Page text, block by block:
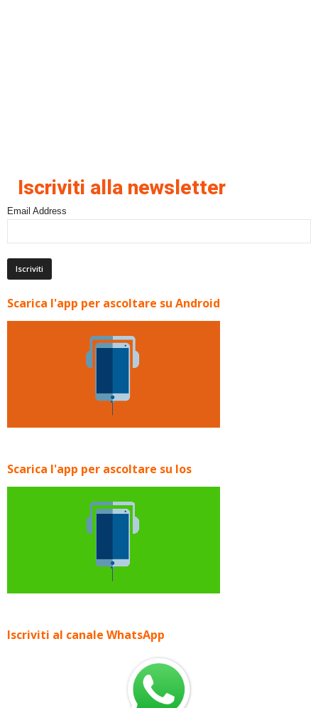
Iscriviti alla newsletter
Email Address
Scarica l'app per ascoltare su Android
Scarica l'app per ascoltare su Ios
Iscriviti al canale WhatsApp